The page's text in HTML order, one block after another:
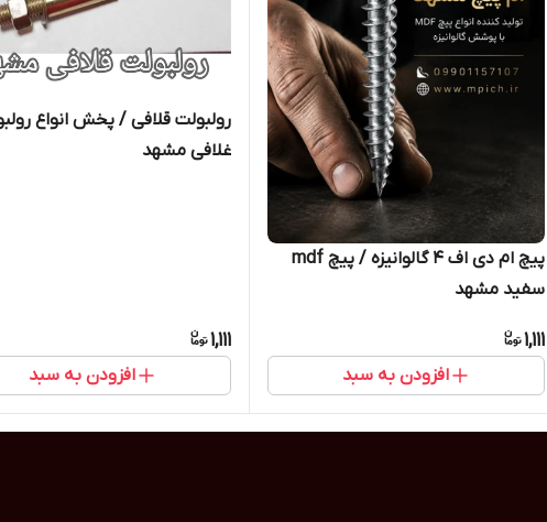
پیچ ام دی اف 4 گالوانیزه / پیچ mdf
سفید مشهد
1,111
افزودن به سبد
رولبولت قلافی / پخش انواع
غلافی مشهد
1,111
افزودن به سبد